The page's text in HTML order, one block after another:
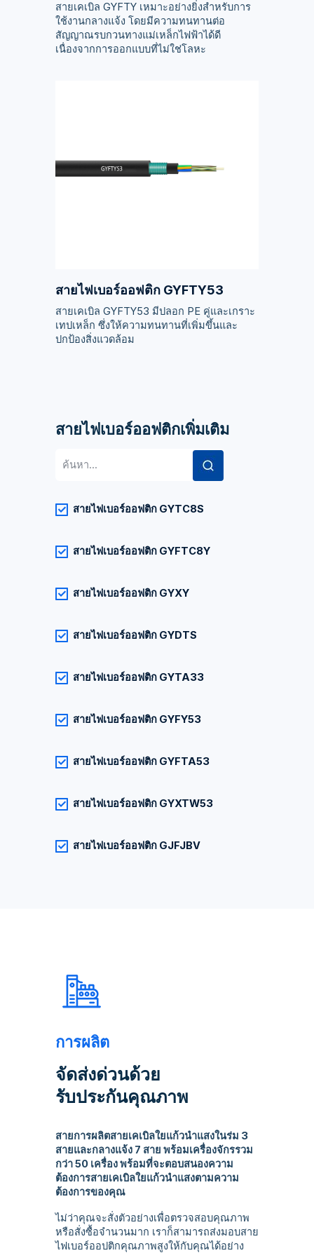
สายเคเบิล GYFTY เหมาะอย่างยิ่งสำหรับการ
ใช้งานกลางแจ้ง โดยมีความทนทานต่อ
สัญญาณรบกวนทางแม่เหล็กไฟฟ้าได้ดี
เนื่องจากการออกแบบที่ไม่ใช่โลหะ
สายไฟเบอร์ออฟติก GYFTY53
สายเคเบิล GYFTY53 มีปลอก PE คู่และเกราะ
เทปเหล็ก ซึ่งให้ความทนทานที่เพิ่มขึ้นและ
ปกป้องสิ่งแวดล้อม
สายไฟเบอร์ออฟติกเพิ่มเติม
ค้นหา:
สายไฟเบอร์ออฟติก GYTC8S
สายไฟเบอร์ออฟติก GYFTC8Y
สายไฟเบอร์ออฟติก GYXY
สายไฟเบอร์ออฟติก GYDTS
สายไฟเบอร์ออฟติก GYTA33
สายไฟเบอร์ออฟติก GYFY53
สายไฟเบอร์ออฟติก GYFTA53
สายไฟเบอร์ออฟติก GYXTW53
สายไฟเบอร์ออฟติก GJFJBV
การผลิต
จัดส่งด่วนด้วย
รับประกันคุณภาพ
สายการผลิตสายเคเบิลใยแก้วนำแสงในร่ม 3
สายและกลางแจ้ง 7 สาย พร้อมเครื่องจักรรวม
กว่า 50 เครื่อง พร้อมที่จะตอบสนองความ
ต้องการสายเคเบิลใยแก้วนำแสงตามความ
ต้องการของคุณ
ไม่ว่าคุณจะสั่งตัวอย่างเพื่อตรวจสอบคุณภาพ
หรือสั่งซื้อจำนวนมาก เราก็สามารถส่งมอบสาย
ไฟเบอร์ออปติกคุณภาพสูงให้กับคุณได้อย่าง